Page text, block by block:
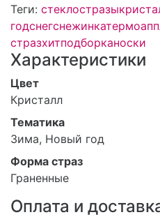
Теги: стеклостразы
годснегснежинка
стразхитподборканоски
Характеристики
Цвет
Кристалл
Тематика
Зима, Новый год
Форма страз
Граненные
Оплата и